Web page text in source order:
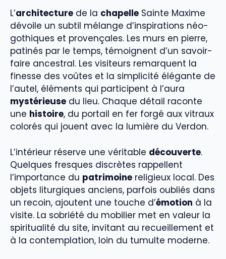
L’architecture de la chapelle Sainte Maxime
dévoile un subtil mélange d’inspirations néo-
gothiques et provençales. Les murs en pierre,
patinés par le temps, témoignent d’un savoir-
faire ancestral. Les visiteurs remarquent la
finesse des voûtes et la simplicité élégante de
l’autel, éléments qui participent à l’aura
mystérieuse du lieu. Chaque détail raconte
une histoire, du portail en fer forgé aux vitraux
colorés qui jouent avec la lumière du Verdon.
L’intérieur réserve une véritable découverte.
Quelques fresques discrètes rappellent
l’importance du patrimoine religieux local. Des
objets liturgiques anciens, parfois oubliés dans
un recoin, ajoutent une touche d’émotion à la
visite. La sobriété du mobilier met en valeur la
spiritualité du site, invitant au recueillement et
à la contemplation, loin du tumulte moderne.